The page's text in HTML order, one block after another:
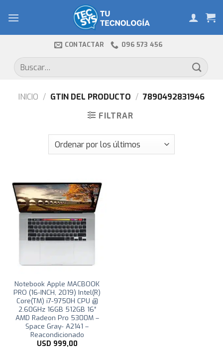
CONTACTAR 096 573 456
Buscar
por:
INICIO / GTIN DEL PRODUCTO / 7890492831946
FILTRAR
Notebook Apple MACBOOK
PRO (16-INCH, 2019) Intel(R)
Core(TM) i7-9750H CPU @
2.60GHz 16GB 512GB 16″
AMD Radeon Pro 5300M –
Space Gray- A2141 –
Reacondicionado
USD 999,00